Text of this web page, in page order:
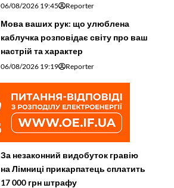
06/08/2026 19:45 Reporter
Мова ваших рук: що улюблена
каблучка розповідає світу про ваш
настрій та характер
06/08/2026 19:19 Reporter
За незаконний видобуток гравію
на Лімниці прикарпатець сплатить
17 000 грн штрафу